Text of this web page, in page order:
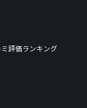
評価ランキング